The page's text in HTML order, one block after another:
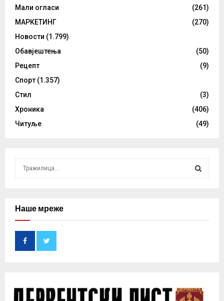
Мали огласи
(261)
МАРКЕТИНГ
(270)
Новости (1.799)
Обавјештења
(50)
Рецепт
(9)
Спорт (1.357)
Стил
(3)
Хроника
(406)
Читуље
(49)
c
H
Наше мреже